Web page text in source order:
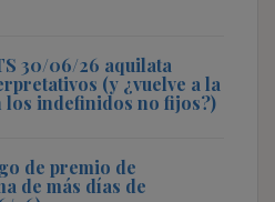
30/06/26 aquilata
(y ¿vuelve a la
los indefinidos no fijos?)
de premio de
de más días de